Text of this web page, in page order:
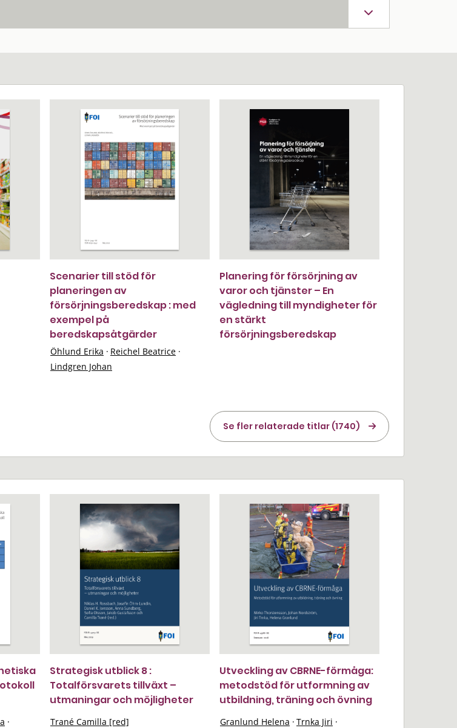
Scenarier till stöd för
planeringen av
försörjningsberedskap : med
exempel på
beredskapsåtgärder
Öhlund Erika · Reichel Beatrice ·
Lindgren Johan
Planering för försörjning av
varor och tjänster – En
vägledning till myndigheter för
en stärkt
försörjningsberedskap
Se fler relaterade titlar (1740)
·
Strategisk utblick 8 :
Totalförsvarets tillväxt –
utmaningar och möjligheter
Trané Camilla [red]
Utveckling av CBRNE-förmåga:
metodstöd för utformning av
utbildning, träning och övning
Granlund Helena · Trnka Jiri ·